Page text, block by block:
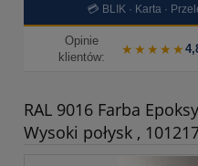
💳 BLIK · Karta ·
Opinie
klientów:
★★★★★
RAL 9016 Farba
Wysoki połysk ,